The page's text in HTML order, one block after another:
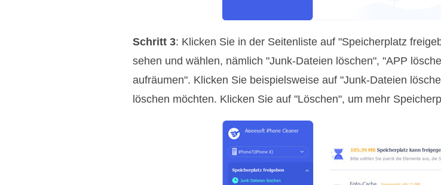
Schritt 3: Klicken Sie in der Seitenliste auf "Speicherplatz
sehen und wählen, nämlich "Junk-Dateien löschen", "APP
aufräumen". Klicken Sie beispielsweise auf "Junk-Dateien
löschen möchten. Klicken Sie auf "Löschen", um mehr